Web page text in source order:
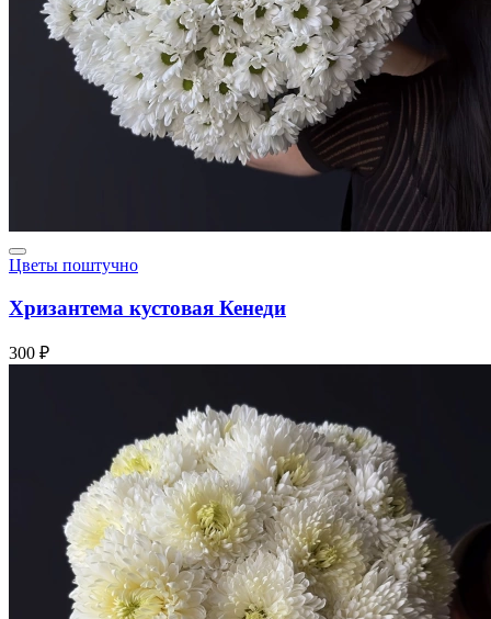
Цветы поштучно
Хризантема кустовая Кенеди
300 ₽